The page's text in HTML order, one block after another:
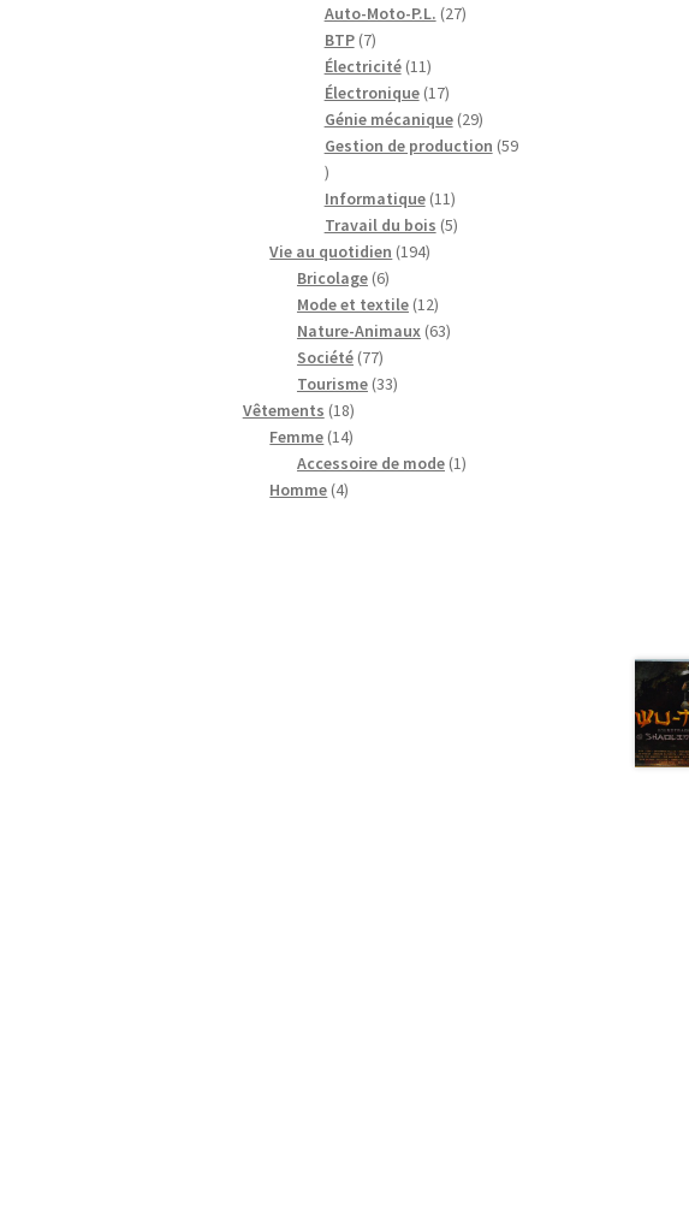
produits
Auto-Moto-P.L. 2727
BTP 77
produits
Électricité 1111
produits
Électronique 1717
produits
Génie mécanique 2929
produits
Gestion de production 59
59
produits
Informatique 1111
produits
Travail du bois 55
Vie au quotidien 194194
Bricolage 66
produits
Mode et textile 1212
produits
Nature-Animaux 6363
Société 7777
produits
Tourisme 3333
Vêtements 1818
produits
Femme 1414
produits
Accessoire de mode 11
Homme 44